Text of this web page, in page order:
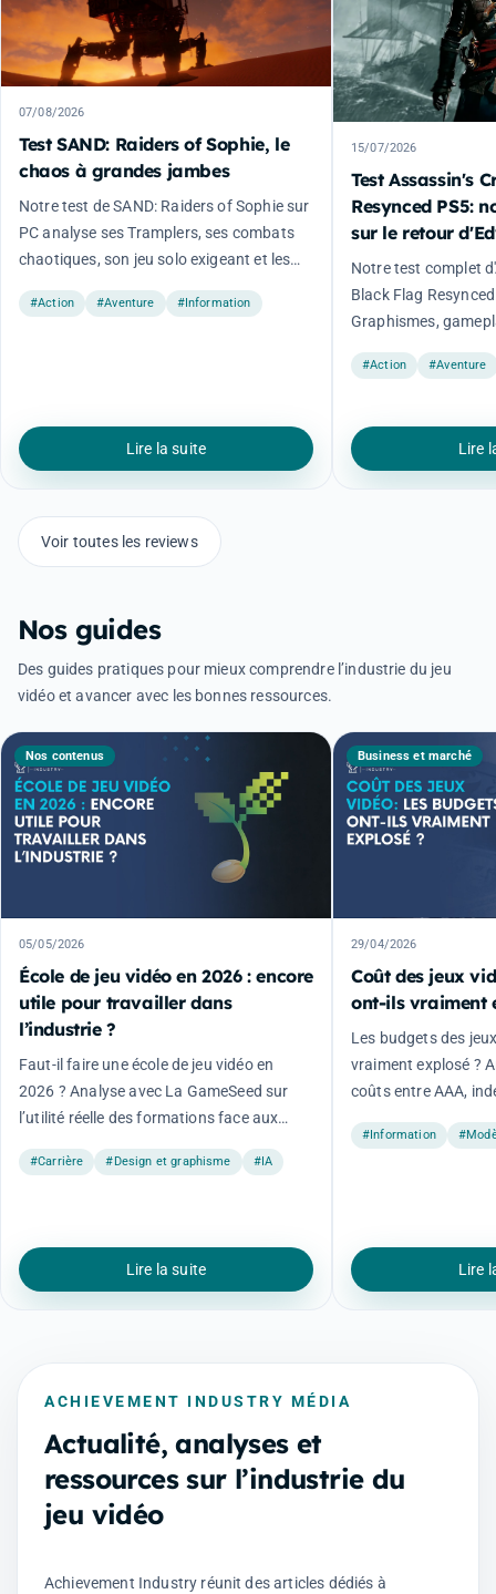
07/08/2026
Test SAND: Raiders of Sophie, le
chaos à grandes jambes
Notre test de SAND: Raiders of Sophie sur
PC analyse ses Tramplers, ses combats
chaotiques, son jeu solo exigeant et les
limites de l'accès anticipé.
#Action #Aventure #Information
Lire la suite
15/07/2026
Test Assassin's
Resynced PS5:
sur le retour
Notre test complet
Black Flag
Graphismes,
et verdict final.
#Action #Aventure
Lire
Voir toutes les reviews
Nos guides
Des guides pratiques pour mieux comprendre l’industrie du jeu
vidéo et avancer avec les bonnes ressources.
Nos contenus
05/05/2026
École de jeu vidéo en 2026 : encore
utile pour travailler dans
l’industrie ?
Faut-il faire une école de jeu vidéo en
2026 ? Analyse avec La GameSeed sur
l’utilité réelle des formations face aux
#Carrière #Design et graphisme #IA
Lire la suite
Business et marché
29/04/2026
Coût des jeux
ont-ils vraiment
Les budgets des
vraiment explosé ?
coûts entre AAA,
#Information
Lire
ACHIEVEMENT INDUSTRY MÉDIA
Actualité, analyses et
ressources sur l’industrie du
jeu vidéo
Achievement Industry réunit des articles dédiés à